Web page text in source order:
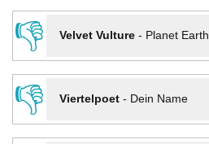
👎
Velvet Vulture- Planet Earth
👎
Viertelpoet- Dein Name